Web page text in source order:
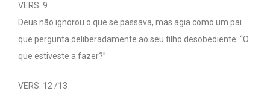
VERS. 9
Deus não ignorou o que se passava, mas agia como um pai
que pergunta deliberadamente ao seu filho desobediente: “O
que estiveste a fazer?”
VERS. 12 /13